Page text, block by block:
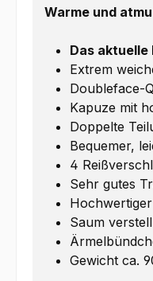
Warme und
Das
Extrem
Doubleface-
Kapuze mit
Doppelte
Bequemer,
4
Sehr gutes
Saum
Gewicht ca.